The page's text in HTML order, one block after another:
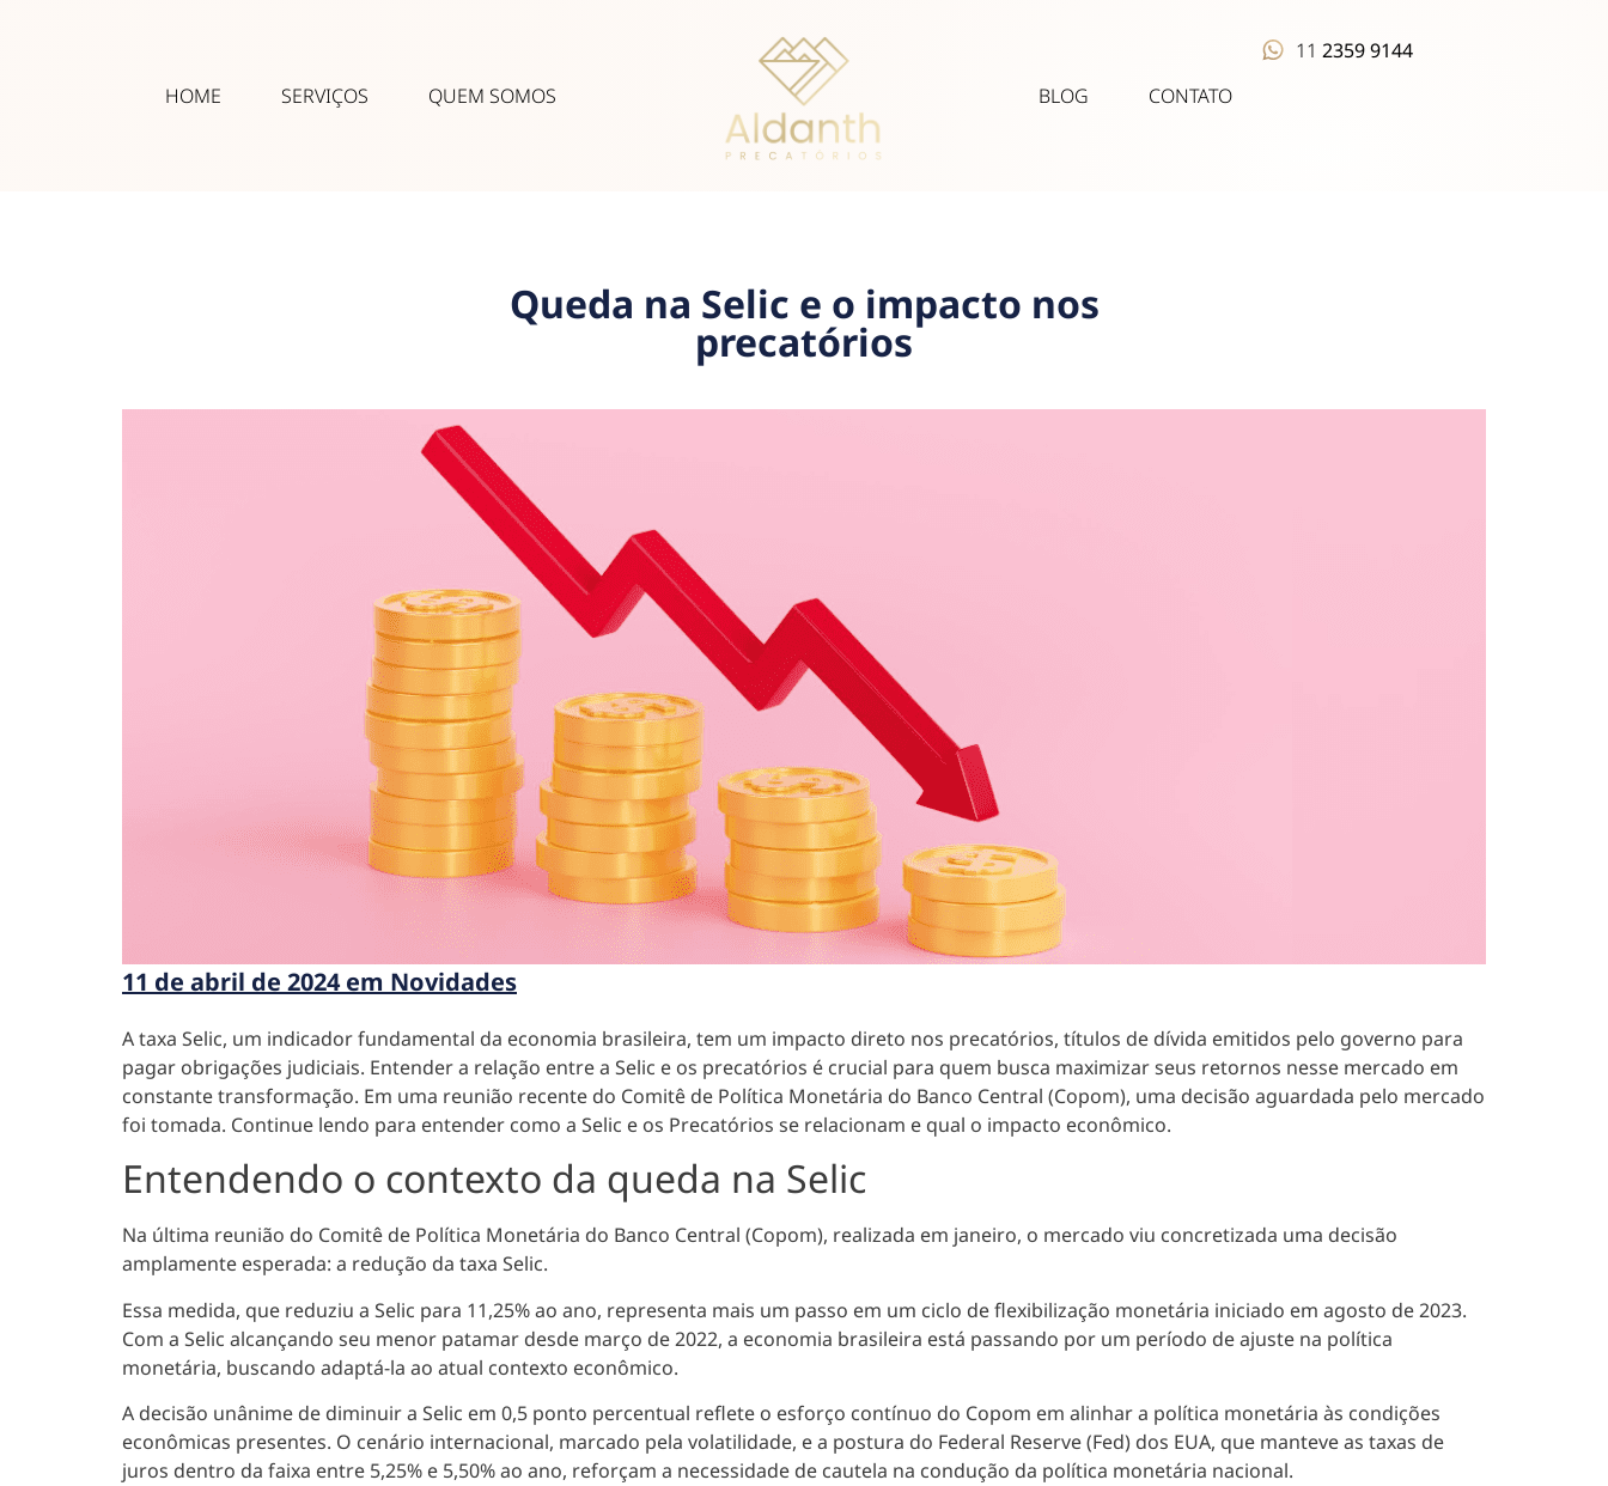
HOME SERVIÇOS QUEM SOMOS BLOG CONTATO
11 2359 9144
Queda na Selic e o impacto nos
precatórios
11 de abril de 2024 em Novidades
A taxa Selic, um indicador fundamental da economia brasileira, tem um impacto direto nos precatórios, títulos de dívida emitidos pelo governo para
pagar obrigações judiciais. Entender a relação entre a Selic e os precatórios é crucial para quem busca maximizar seus retornos nesse mercado em
constante transformação. Em uma reunião recente do Comitê de Política Monetária do Banco Central (Copom), uma decisão aguardada pelo mercado
foi tomada. Continue lendo para entender como a Selic e os Precatórios se relacionam e qual o impacto econômico.
Entendendo o contexto da queda na Selic
Na última reunião do Comitê de Política Monetária do Banco Central (Copom), realizada em janeiro, o mercado viu concretizada uma decisão
amplamente esperada: a redução da taxa Selic.
Essa medida, que reduziu a Selic para 11,25% ao ano, representa mais um passo em um ciclo de flexibilização monetária iniciado em agosto de 2023.
Com a Selic alcançando seu menor patamar desde março de 2022, a economia brasileira está passando por um período de ajuste na política
monetária, buscando adaptá-la ao atual contexto econômico.
A decisão unânime de diminuir a Selic em 0,5 ponto percentual reflete o esforço contínuo do Copom em alinhar a política monetária às condições
econômicas presentes. O cenário internacional, marcado pela volatilidade, e a postura do Federal Reserve (Fed) dos EUA, que manteve as taxas de
juros dentro da faixa entre 5,25% e 5,50% ao ano, reforçam a necessidade de cautela na condução da política monetária nacional.